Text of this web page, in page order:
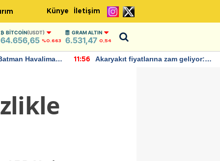
Künye İletişim
BITCOIN(USDT)
64.656,65 %0.663
GRAM ALTIN
6.531,47 0,54
Havalimanı
11:56
Akaryakıt fiyatlarına zam geliyor: